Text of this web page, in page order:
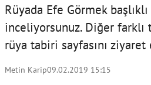
Rüyada Efe Görmek
inceliyorsunuz. Diğer
rüya tabiri sayfasını
Metin Karip09.02.2019 15:15